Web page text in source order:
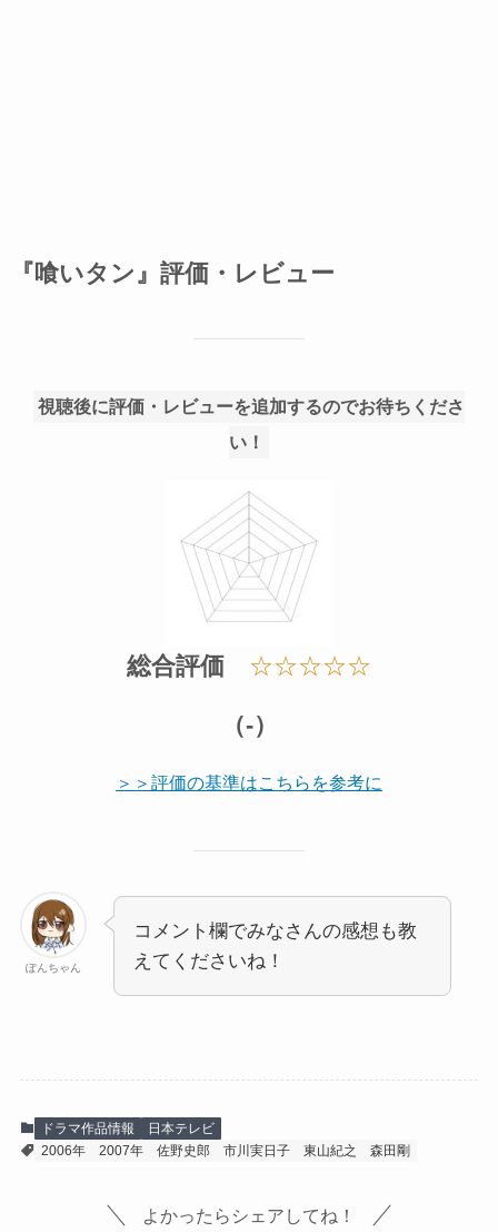
『喰いタン』評価・レビュー
視聴後に評価・レビューを追加するのでお待ちくださ
い！
総合評価 ☆☆☆☆☆
（-）
＞＞評価の基準はこちらを参考に
ぽんちゃん
コメント欄でみなさんの感想も教
えてくださいね！
ドラマ作品情報
日本テレビ
2006年
2007年 佐野史郎 市川実日子 東山紀之 森田剛
よかったらシェアしてね！